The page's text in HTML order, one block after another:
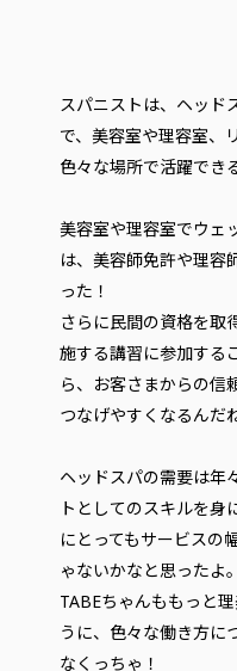
スパニストは、ヘッド
で、美容室や理容室、
色々な場所で活躍でき
美容室や理容室でウェ
は、美容師免許や理容
った！
さらに民間の資格を取
施する講習に参加する
ら、お客さまからの信
つなげやすくなるんだね
ヘッドスパの需要は年
トとしてのスキルを身
にとってもサービスの
ゃないかなと思ったよ。
TABEちゃんももっと
うに、色々な働き方に
なくっちゃ！